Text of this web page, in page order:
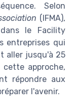
Selon
(IFMA),
le Facility
entreprises qui
aller jusqu'à 25
approche,
répondre aux
l'avenir.